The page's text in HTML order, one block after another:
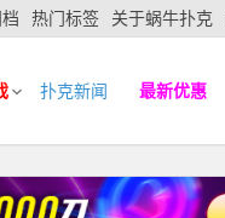
热门标签 关于蜗牛扑克
扑克新闻 最新优惠